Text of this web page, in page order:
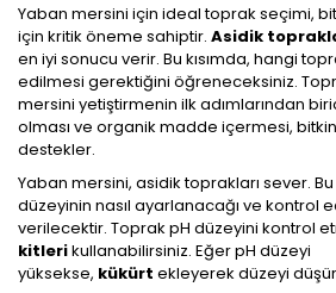
Yaban mersini için ideal toprak seçimi,
için kritik öneme sahiptir. Asidik
en iyi sonucu verir. Bu kısımda, hangi
edilmesi gerektiğini öğreneceksiniz.
mersini yetiştirmenin ilk adımlarından
olması ve organik madde içermesi,
destekler.
Yaban mersini, asidik toprakları sever.
düzeyinin nasıl ayarlanacağı ve kontrol
verilecektir. Toprak pH düzeyini kontrol
kitlerikullanabilirsiniz. Eğer pH düzeyi
yüksekse, kükürt ekleyerek düzeyi